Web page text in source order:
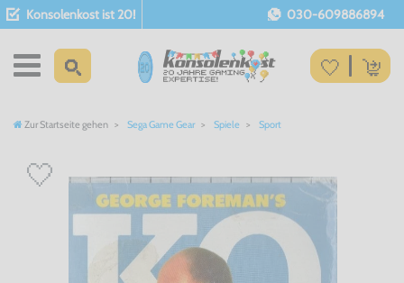
Konsolenkost ist 20! 030-609886894
Zur Startseite gehen Sega Game Gear Spiele Sport